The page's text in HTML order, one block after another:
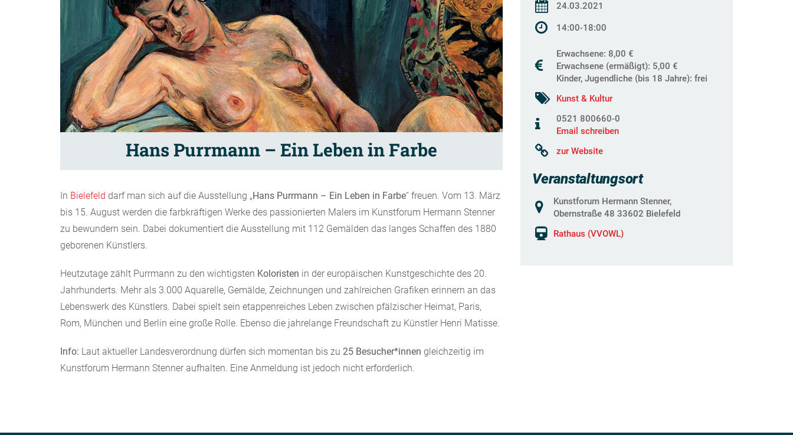
Hans Purrmann – Ein Leben in Farbe
In Bielefeld darf man sich auf die Ausstellung „Hans Purrmann – Ein Leben in Farbe“ freuen. Vom 13. März
bis 15. August werden die farbkräftigen Werke des passionierten Malers im Kunstforum Hermann Stenner
zu bewundern sein. Dabei dokumentiert die Ausstellung mit 112 Gemälden das langes Schaffen des 1880
geborenen Künstlers.
Heutzutage zählt Purrmann zu den wichtigsten Koloristen in der europäischen Kunstgeschichte des 20.
Jahrhunderts. Mehr als 3.000 Aquarelle, Gemälde, Zeichnungen und zahlreichen Grafiken erinnern an das
Lebenswerk des Künstlers. Dabei spielt sein etappenreiches Leben zwischen pfälzischer Heimat, Paris,
Rom, München und Berlin eine große Rolle. Ebenso die jahrelange Freundschaft zu Künstler Henri Matisse.
Info: Laut aktueller Landesverordnung dürfen sich momentan bis zu 25 Besucher*innen gleichzeitig im
Kunstforum Hermann Stenner aufhalten. Eine Anmeldung ist jedoch nicht erforderlich.
24.03.2021
14:00-18:00
Erwachsene: 8,00 €
Erwachsene (ermäßigt): 5,00 €
Kinder, Jugendliche (bis 18 Jahre): frei
Kunst & Kultur
0521 800660-0
Email schreiben
zur Website
Veranstaltungsort
Kunstforum Hermann Stenner,
Obernstraße 48 33602 Bielefeld
Rathaus (VVOWL)